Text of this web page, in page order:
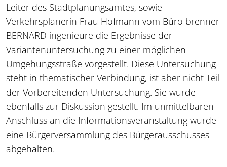
Leiter des Stadtplanungsamtes, sowie
Verkehrsplanerin Frau Hofmann vom Büro brenner
BERNARD ingenieure die Ergebnisse der
Variantenuntersuchung zu einer möglichen
Umgehungsstraße vorgestellt. Diese Untersuchung
steht in thematischer Verbindung, ist aber nicht Teil
der Vorbereitenden Untersuchung. Sie wurde
ebenfalls zur Diskussion gestellt. Im unmittelbaren
Anschluss an die Informationsveranstaltung wurde
eine Bürgerversammlung des Bürgerausschusses
abgehalten.